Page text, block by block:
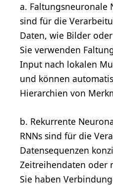
a. Faltungsneuronale
sind für die
Daten, wie Bilder
Sie verwenden
Input nach lokalen
und können
Hierarchien von
b. Rekurrente
RNNs sind für die
Datensequenzen
Zeitreihendaten oder
Sie haben